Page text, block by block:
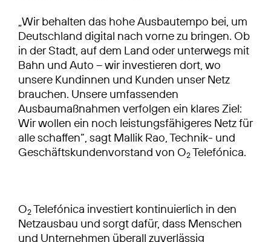
„Wir behalten das hohe Ausbautempo bei, um
Deutschland digital nach vorne zu bringen. Ob
in der Stadt, auf dem Land oder unterwegs mit
Bahn und Auto – wir investieren dort, wo
unsere Kundinnen und Kunden unser Netz
brauchen. Unsere umfassenden
Ausbaumaßnahmen verfolgen ein klares Ziel:
Wir wollen ein noch leistungsfähigeres Netz für
alle schaffen“, sagt Mallik Rao, Technik- und
Geschäftskundenvorstand von O2Telefónica.
O2Telefónica investiert kontinuierlich in den
Netzausbau und sorgt dafür, dass Menschen
und Unternehmen überall zuverlässig